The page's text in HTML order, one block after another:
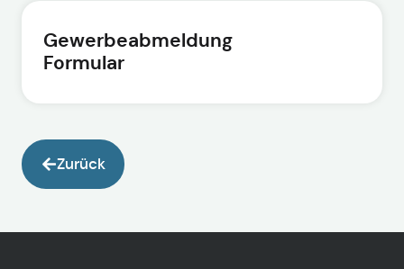
Gewerbeabmeldung
Formular
Zurück